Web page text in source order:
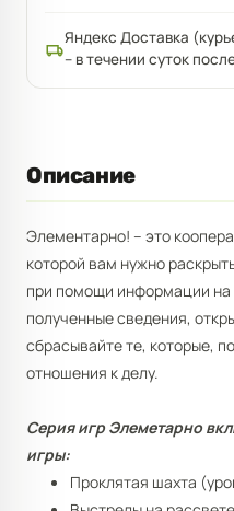
Яндекс Доставка
– в течении суток
Описание
Элементарно! – это
которой вам нужно
при помощи информации на
полученные сведения,
сбрасывайте те, которые,
отношения к делу.
Серия игр Элеметарно
игры:
Проклятая шахта